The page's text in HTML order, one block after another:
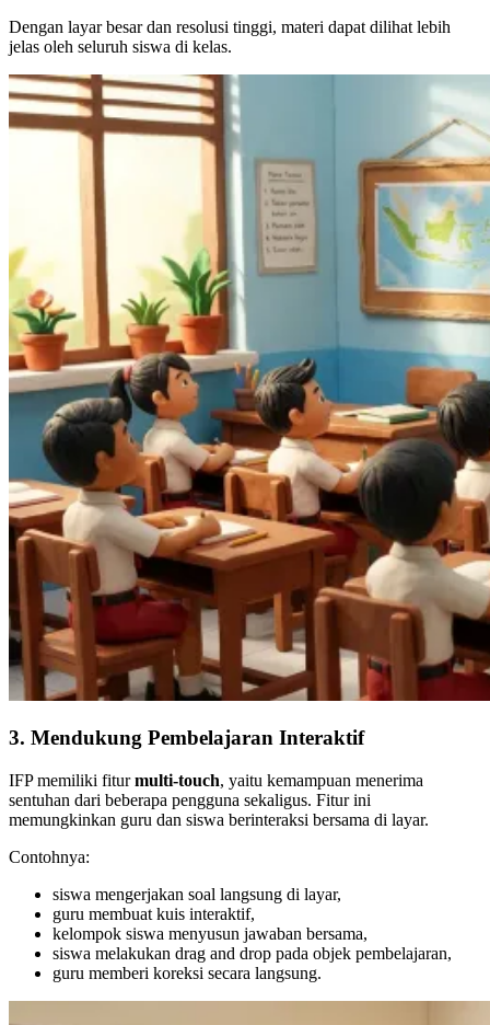
Dengan layar besar dan resolusi tinggi, materi dapat dilihat lebih
jelas oleh seluruh siswa di kelas.
3. Mendukung Pembelajaran Interaktif
IFP memiliki fiturmulti-touch, yaitu kemampuan menerima
sentuhan dari beberapa pengguna sekaligus. Fitur ini
memungkinkan guru dan siswa berinteraksi bersama di layar.
Contohnya:
siswa mengerjakan soal langsung di layar,
guru membuat kuis interaktif,
kelompok siswa menyusun jawaban bersama,
siswa melakukan drag and drop pada objek pembelajaran,
guru memberi koreksi secara langsung.